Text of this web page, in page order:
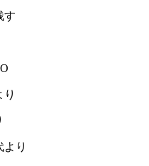
す
り